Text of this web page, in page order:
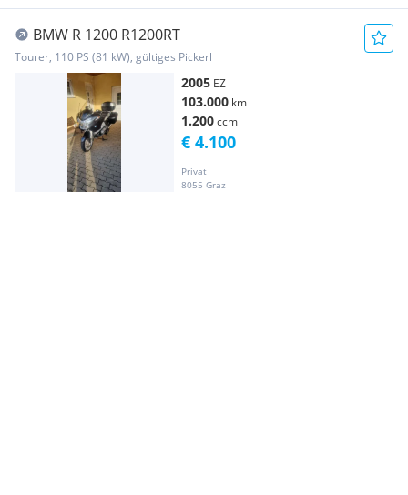
BMW R 1200 R1200RT
Tourer, 110 PS (81 kW), gültiges Pickerl
2005 EZ
103.000 km
1.200ccm
Privat
8055 Graz
€ 4.100